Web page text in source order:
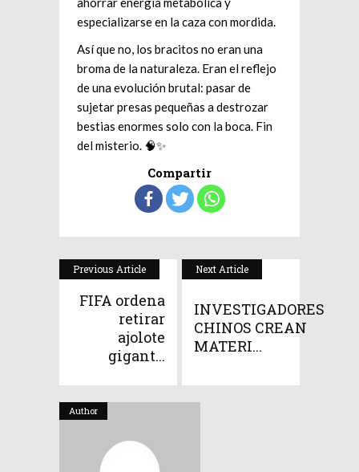
especializarse en la caza con mordida.
Así que no, los bracitos no eran una
broma de la naturaleza. Eran el reflejo
de una evolución brutal: pasar de
sujetar presas pequeñas a destrozar
bestias enormes solo con la boca. Fin
del misterio. 🧠✨
Compartir
Previous Article
FIFA ordena
retirar
ajolote
gigant...
Next Article
INVESTIGADORES
CHINOS CREAN
MATERI...
Author